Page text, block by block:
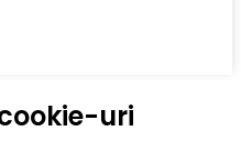
uri